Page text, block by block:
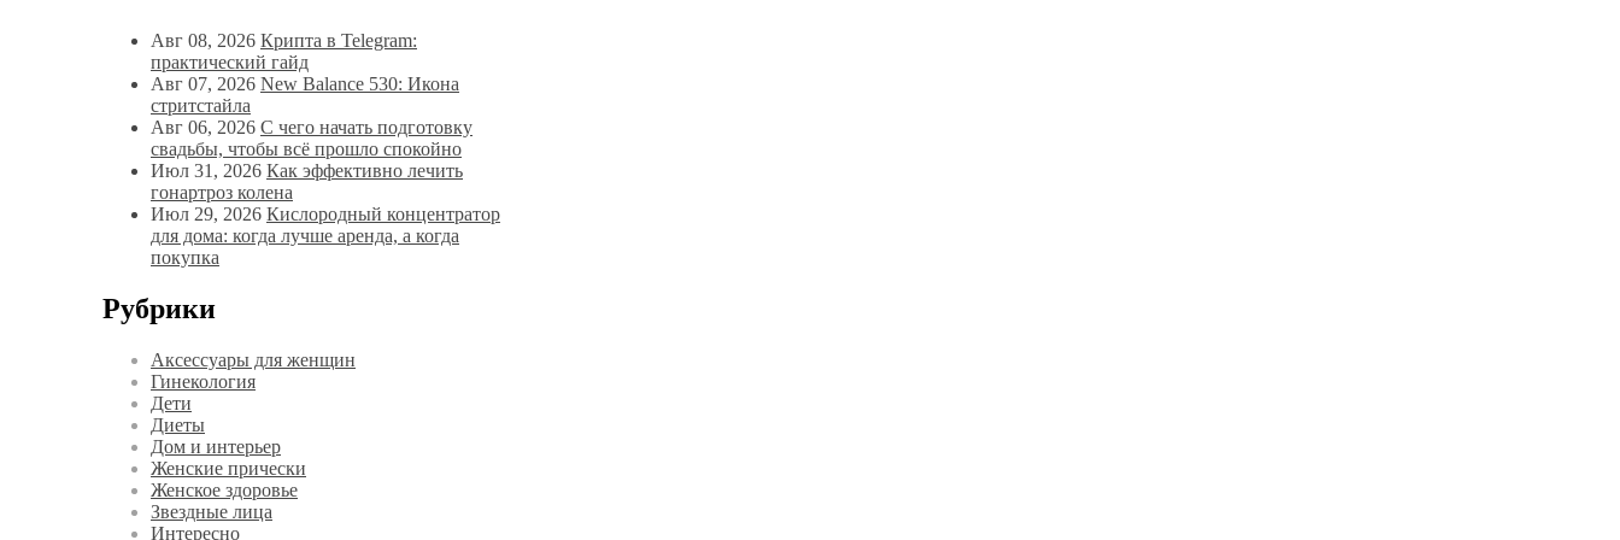
Авг 08, 2026 Крипта в Telegram:
практический гайд
Авг 07, 2026 New Balance 530: Икона
стритстайла
Авг 06, 2026 С чего начать подготовку
свадьбы, чтобы всё прошло спокойно
Июл 31, 2026 Как эффективно лечить
гонартроз колена
Июл 29, 2026 Кислородный концентратор
для дома: когда лучше аренда, а когда
покупка
Рубрики
Аксессуары для женщин
Гинекология
Дети
Диеты
Дом и интерьер
Женские прически
Женское здоровье
Звездные лица
Интересно